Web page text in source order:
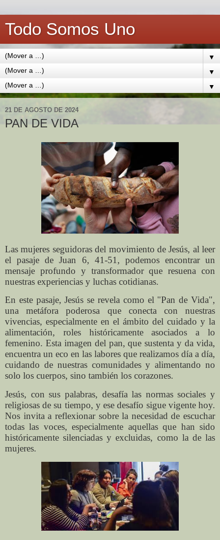
Todo Somos Uno
▼
▼
▼
21 DE AGOSTO DE 2024
PAN DE VIDA
Las mujeres seguidoras del movimiento de Jesús, al leer
el pasaje de Juan 6, 41-51, podemos encontrar un
mensaje profundo y transformador que resuena con
nuestras experiencias y luchas cotidianas.
En este pasaje, Jesús se revela como el "Pan de Vida",
una metáfora poderosa que conecta con nuestras
vivencias, especialmente en el ámbito del cuidado y la
alimentación, roles históricamente asociados a lo
femenino. Esta imagen del pan, que sustenta y da vida,
encuentra un eco en las labores que realizamos día a día,
cuidando de nuestras comunidades y alimentando no
solo los cuerpos, sino también los corazones.
Jesús, con sus palabras, desafía las normas sociales y
religiosas de su tiempo, y ese desafío sigue vigente hoy.
Nos invita a reflexionar sobre la necesidad de escuchar
todas las voces, especialmente aquellas que han sido
históricamente silenciadas y excluidas, como la de las
mujeres.